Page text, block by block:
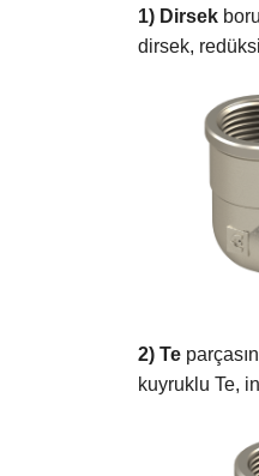
1) Dirsek
dirsek,
2) Te
kuyruklu Te,